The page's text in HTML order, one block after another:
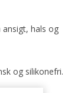
hals og
og silikonefri.